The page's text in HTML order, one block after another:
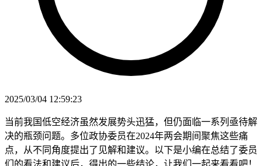
2025/03/04 12:59:23
当前我国低空经济虽然发展势头迅猛，但仍面临一系列亟待解
决的瓶颈问题。多位政协委员在2024年两会期间聚焦这些痛
点，从不同角度提出了见解和建议。以下是小编在总结了委员
们的看法和建议后，得出的一些结论，让我们一起来看看吧！